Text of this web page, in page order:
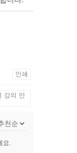
인쇄
강의 안
요.